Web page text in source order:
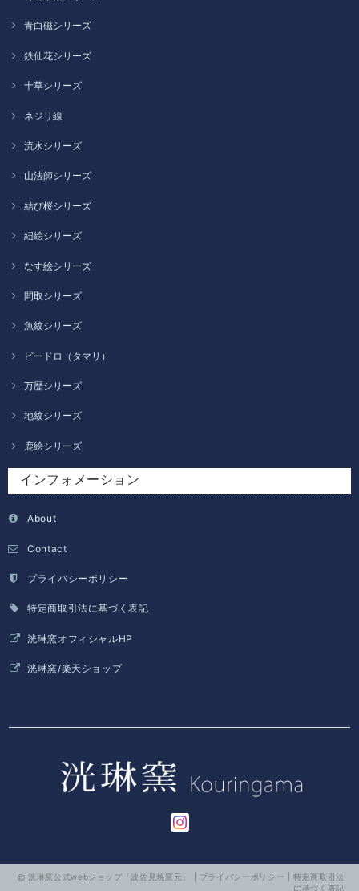
青白磁シリーズ
鉄仙花シリーズ
十草シリーズ
ネジリ線
流水シリーズ
山法師シリーズ
結び桜シリーズ
紐絵シリーズ
なす絵シリーズ
間取シリーズ
魚紋シリーズ
ビードロ（タマリ）
万歴シリーズ
地紋シリーズ
鹿絵シリーズ
インフォメーション
About
Contact
プライバシーポリシー
特定商取引法に基づく表記
洸琳窯オフィシャルHP
洸琳窯/楽天ショップ
洸琳窯公式webショップ「波佐見焼窯元」 | プライバシーポリシー |特定商取引法
に基づく表記